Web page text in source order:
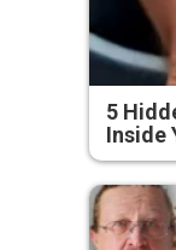
5
Inside